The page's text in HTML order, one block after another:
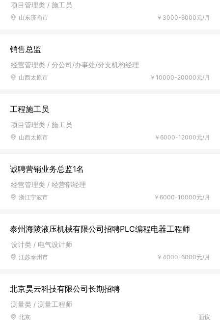
项目管理类 / 施工员
￥3000-6000元/月
山东济南市
销售总监
经营管理类 / 分公司/办事处/分支机构经理
￥10000-20000元/月
山西太原市
工程施工员
项目管理类 / 施工员
￥6000-12000元/月
山西太原市
诚聘营销业务总监1名
经营管理类 / 经营部经理
￥6000-10000元/月
浙江宁波市
泰州海陵液压机械有限公司招聘PLC编程电器工程师
设计类 / 电气设计师
￥4000-6000元/月
江苏泰州市
北京昊云科技有限公司长期招聘
测量类 / 测量工程师
面议
北京